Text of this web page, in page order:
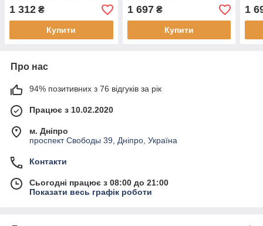
1 312 ₴
Купити
1 697₴
Купити
1
Про нас
94% позитивних з 76 відгуків за рік
Працює з 10.02.2020
м. Дніпро
проспект Свободы 39, Дніпро, Україна
Контакти
Сьогодні працює з 08:00 до 21:00
Показати весь графік роботи